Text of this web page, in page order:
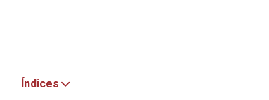
Índices